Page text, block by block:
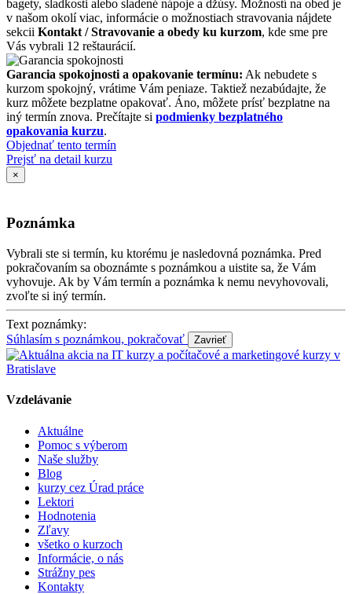
bagety, sladkosti alebo sladené nápoje a džúsy. Možností na obed je
v našom okolí viac, informácie o možnostiach stravovania nájdete
sekcii Kontakt / Stravovanie a obedy ku kurzom, kde sme pre
Vás vybrali 12 reštaurácií.
Garancia spokojnosti a opakovanie termínu: Ak nebudete s
kurzom spokojný, vrátime Vám peniaze. Taktiež nezabúdajte, že
kurz môžete bezplatne opakovať. Áno, môžete prísť bezplatne na
iný termín znova. Prečítajte si podmienky bezplatného
opakovania kurzu.
Objednať tento termín
Prejsť na detail kurzu
×
Poznámka
Vybrali ste si termín, ku ktorému je nasledovná poznámka. Pred
pokračovaním sa oboznámte s poznámkou a uistite sa, že Vám
vyhovuje. Ak by Vám termín a poznámka k nemu nevyhovovali,
zvoľte si iný termín.
Text poznámky:
Súhlasím s poznámkou, pokračovať
Vzdelávanie
Aktuálne
Pomoc s výberom
Naše služby
Blog
kurzy cez Úrad práce
Lektori
Hodnotenia
Zľavy
všetko o kurzoch
Informácie, o nás
Strážny pes
Kontakty